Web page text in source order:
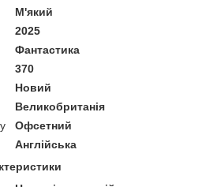
М'який
2025
Фантастика
370
Новий
Великобританія
Офсетний
Англійська